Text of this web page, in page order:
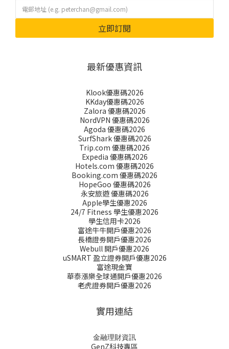
立即訂閱
最新優惠資訊
Klook優惠碼2026
KKday優惠碼2026
Zalora 優惠碼2026
NordVPN 優惠碼2026
Agoda 優惠碼2026
SurfShark 優惠碼2026
Trip.com 優惠碼2026
Expedia 優惠碼2026
Hotels.com 優惠碼2026
Booking.com 優惠碼2026
HopeGoo 優惠碼2026
永安旅遊 優惠碼2026
Apple學生優惠2026
24/7 Fitness 學生優惠2026
學生信用卡2026
富途牛牛開戶優惠2026
長橋證劵開戶優惠2026
Webull 開戶優惠2026
uSMART 盈立證券開戶優惠2026
富途現金寶
華泰漲樂全球通開戶優惠2026
老虎證券開戶優惠2026
實用連結
金融理財資訊
GenZ科技專區